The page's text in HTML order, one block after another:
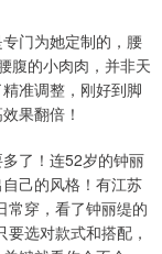
门为她定制的，腰
腹的小肉肉，并非天
准调整，刚好到脚
果翻倍！
了！连52岁的钟丽
己的风格！有江苏
常穿，看了钟丽缇的
选对款式和搭配，